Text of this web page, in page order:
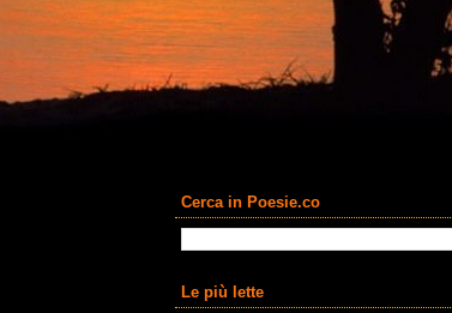
Cerca in Poesie.co
Le più lette